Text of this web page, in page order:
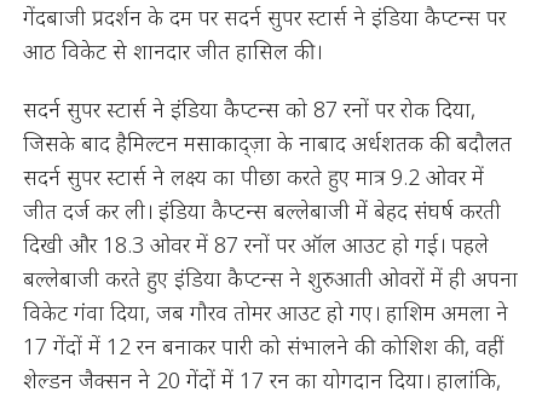
गेंदबाजी प्रदर्शन के दम पर सदर्न सुपर स्टार्स ने इंडिया कैप्टन्स पर
आठ विकेट से शानदार जीत हासिल की।
सदर्न सुपर स्टार्स ने इंडिया कैप्टन्स को 87 रनों पर रोक दिया,
जिसके बाद हैमिल्टन मसाकाद्ज़ा के नाबाद अर्धशतक की बदौलत
सदर्न सुपर स्टार्स ने लक्ष्य का पीछा करते हुए मात्र 9.2 ओवर में
जीत दर्ज कर ली। इंडिया कैप्टन्स बल्लेबाजी में बेहद संघर्ष करती
दिखी और 18.3 ओवर में 87 रनों पर ऑल आउट हो गई। पहले
बल्लेबाजी करते हुए इंडिया कैप्टन्स ने शुरुआती ओवरों में ही अपना
विकेट गंवा दिया, जब गौरव तोमर आउट हो गए। हाशिम अमला ने
17 गेंदों में 12 रन बनाकर पारी को संभालने की कोशिश की, वहीं
शेल्डन जैक्सन ने 20 गेंदों में 17 रन का योगदान दिया। हालांकि,